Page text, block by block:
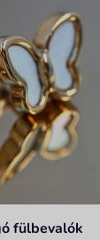
fülbevalók